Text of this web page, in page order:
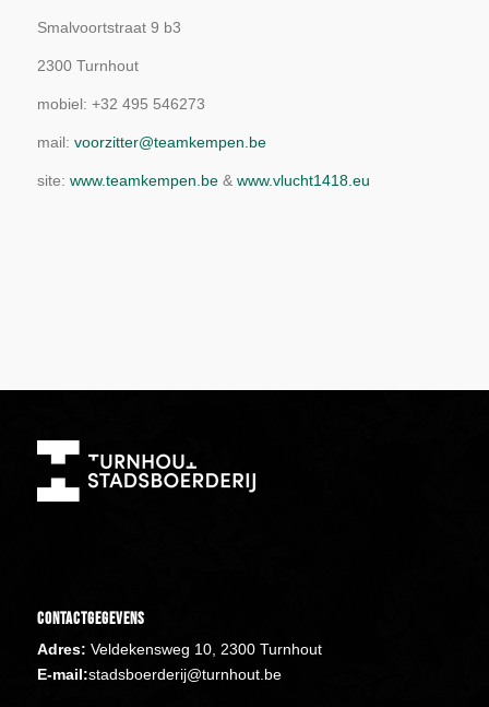
Smalvoortstraat 9 b3
2300 Turnhout
mobiel: +32 495 546273
mail: voorzitter@teamkempen.be
site: www.teamkempen.be& www.vlucht1418.eu
Contactgegevens
Adres: Veldekensweg 10, 2300 Turnhout
E-mail:stadsboerderij@turnhout.be